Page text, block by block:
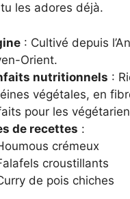
les adores déjà.
: Cultivé depuis
Orient.
nutritionnels :
végétales, en
pour les
de recettes :
crémeux
croustillants
de pois chiches